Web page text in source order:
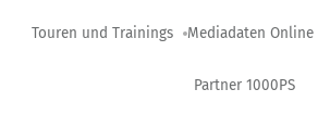
Touren und Trainings Mediadaten Online
Partner 1000PS